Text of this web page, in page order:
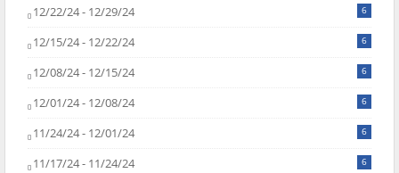
12/22/24 - 12/29/24 6
12/15/24 - 12/22/24 6
12/08/24 - 12/15/24 6
12/01/24 - 12/08/24 6
11/24/24 - 12/01/24 6
11/17/24 - 11/24/24 6